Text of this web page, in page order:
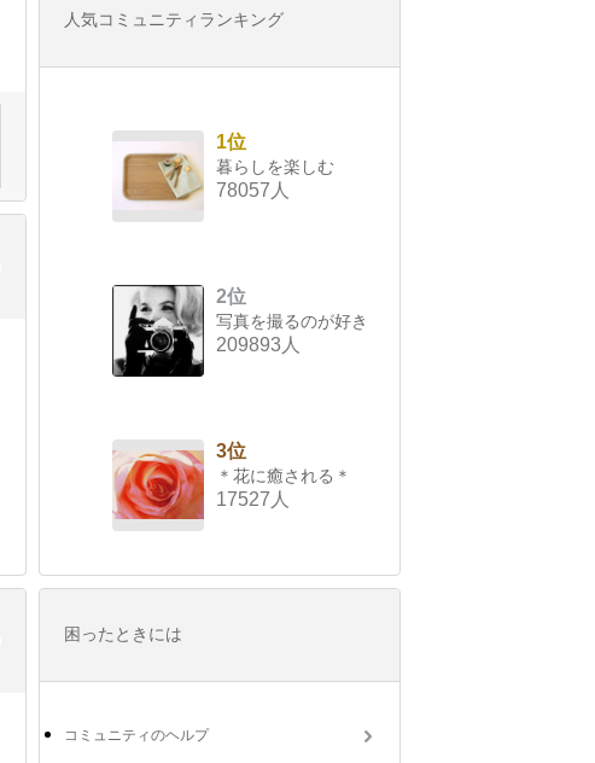
人気コミュニティランキング
1位
暮らしを楽しむ
78057人
2位
写真を撮るのが好き
209893人
3位
＊花に癒される＊
17527人
困ったときには
コミュニティのヘルプ